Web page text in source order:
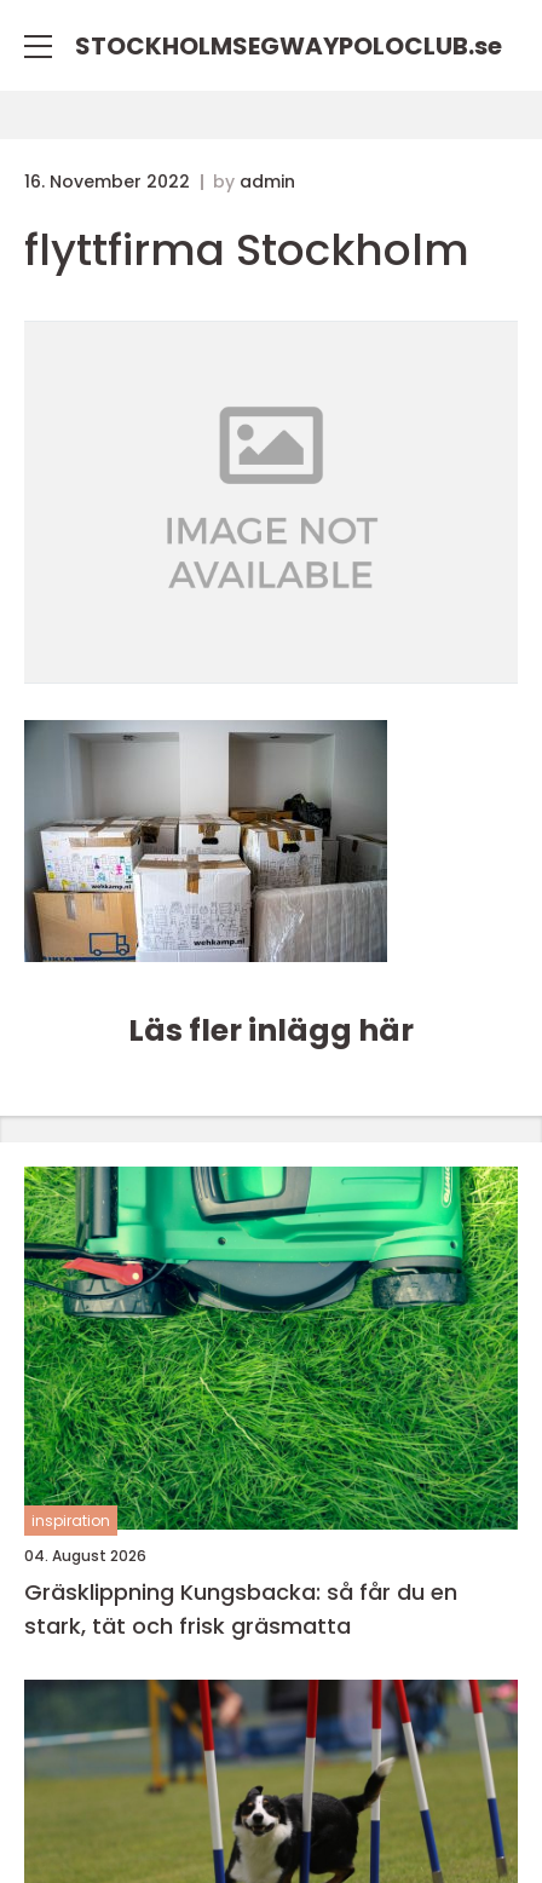
STOCKHOLMSEGWAYPOLOCLUB.se
16. November 2022 by admin
flyttfirma Stockholm
Läs fler inlägg här
inspiration
04. August 2026
Gräsklippning Kungsbacka: så får du en
stark, tät och frisk gräsmatta